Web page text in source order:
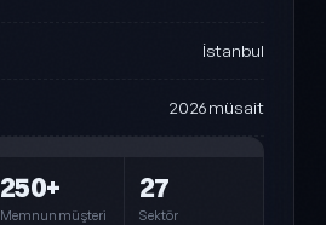
İstanbul
2026 müsait
250+
Memnun müşteri
27
Sektör